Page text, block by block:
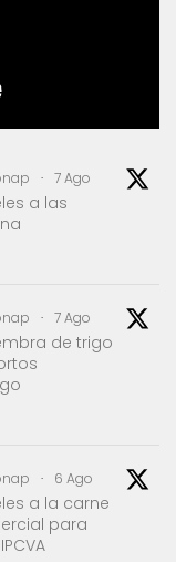
· 7 Ago
a las
· 7 Ago
de trigo
· 6 Ago
a la carne
para